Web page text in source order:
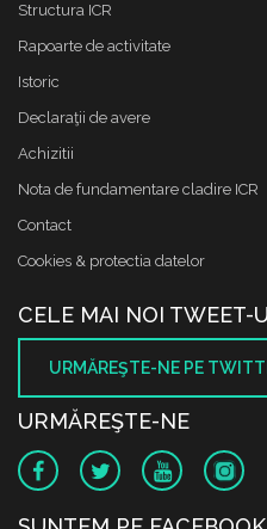
Structura ICR
Rapoarte de activitate
Istoric
Declaraţii de avere
Achizitii
Nota de fundamentare cladire ICR
Contact
Cookies & protectia datelor
CELE MAI NOI TWEET-
URMĂREŞTE-NE PE
URMĂREŞTE-NE